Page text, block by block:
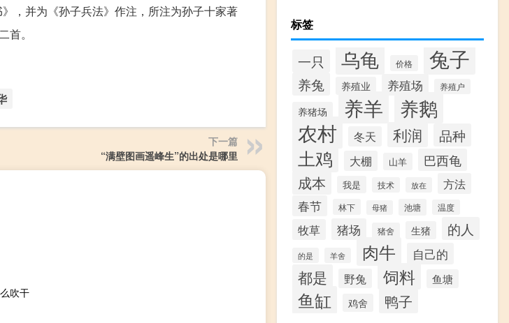
，并为《孙子兵法》作注，所注为孙子十家著
。
下一篇
“满壁图画遥峰生”的出处是哪里
吹干
标签
一只 乌龟 价格 兔子
养兔 养殖业 养殖场 养殖户
养猪场 养羊 养鹅
农村 冬天 利润 品种
土鸡 大棚 山羊 巴西龟
成本 我是 技术 放在
方法
春节
林下 母猪 池塘 温度
牧草 猪场 猪舍 生猪 的人
的是 羊舍 肉牛 自己的
都是 野兔 饲料 鱼塘
鱼缸 鸡舍 鸭子